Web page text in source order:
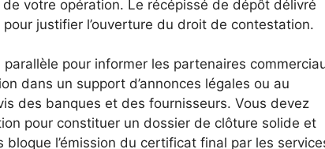
de votre opération. Le récépissé de dépôt délivré
justifier l’ouverture du droit de contestation.
pour informer les partenaires
dans un support d’annonces légales ou au
des banques et des fournisseurs. Vous devez
pour constituer un dossier de clôture solide et
bloque l’émission du certificat final par les